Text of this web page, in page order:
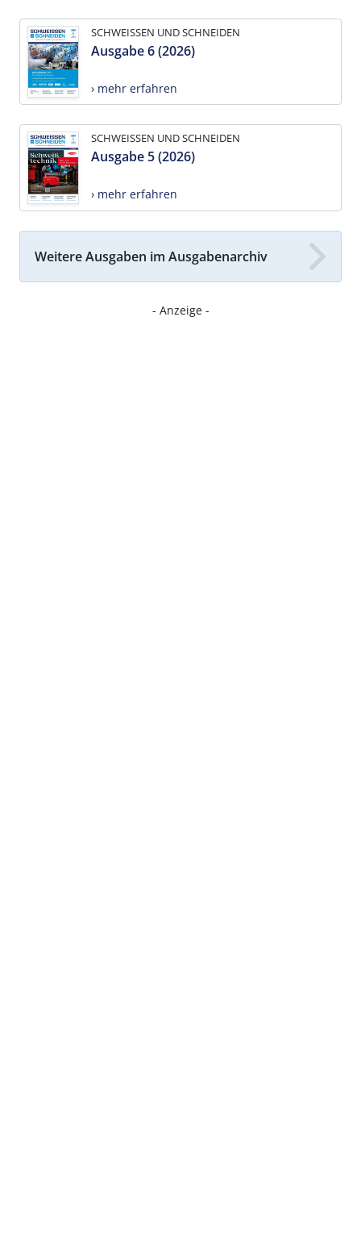
SCHWEISSEN UND SCHNEIDEN
Ausgabe 6 (2026)
› mehr erfahren
SCHWEISSEN UND SCHNEIDEN
Ausgabe 5 (2026)
› mehr erfahren
Weitere Ausgaben im Ausgabenarchiv
- Anzeige -